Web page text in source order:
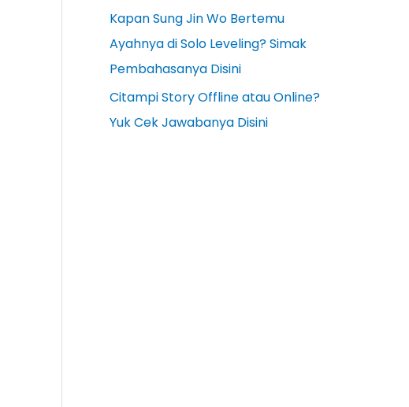
Kapan Sung Jin Wo Bertemu
Ayahnya di Solo Leveling? Simak
Pembahasanya Disini
Citampi Story Offline atau Online?
Yuk Cek Jawabanya Disini